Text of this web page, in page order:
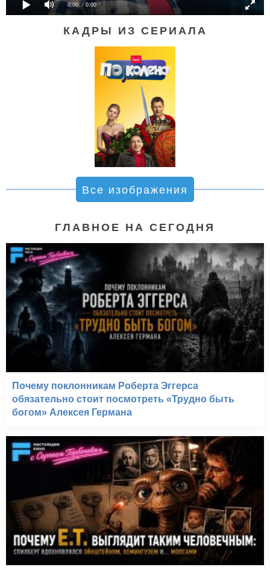
0:00 / 0:00
КАДРЫ ИЗ СЕРИАЛА
Все изображения
ГЛАВНОЕ НА СЕГОДНЯ
Почему поклонникам Роберта Эггерса
обязательно стоит посмотреть «Трудно быть
богом» Алексея Германа